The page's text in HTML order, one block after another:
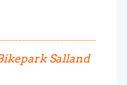
Salland